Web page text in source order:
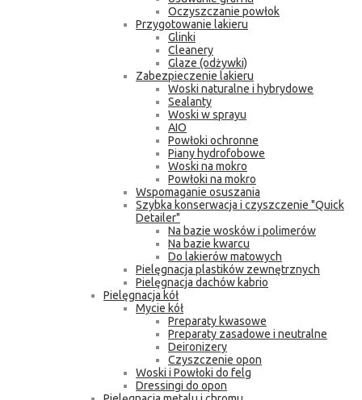
Oczyszczanie powłok
Przygotowanie lakieru
Glinki
Cleanery
Glaze (odżywki)
Zabezpieczenie lakieru
Woski naturalne i hybrydowe
Sealanty
Woski w sprayu
AIO
Powłoki ochronne
Piany hydrofobowe
Woski na mokro
Powłoki na mokro
Wspomaganie osuszania
Szybka konserwacja i czyszczenie "Quick
Detailer"
Na bazie wosków i polimerów
Na bazie kwarcu
Do lakierów matowych
Pielęgnacja plastików zewnętrznych
Pielęgnacja dachów kabrio
Pielęgnacja kół
Mycie kół
Preparaty kwasowe
Preparaty zasadowe i neutralne
Deironizery
Czyszczenie opon
Woski i Powłoki do felg
Dressingi do opon